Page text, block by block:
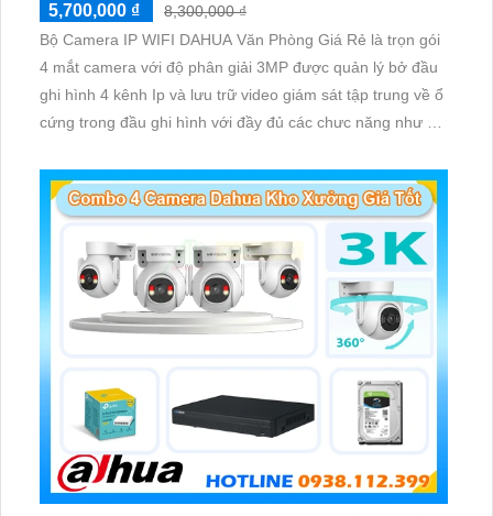
5,700,000 ₫
8,300,000 ₫
Bộ Camera IP WIFI DAHUA Văn Phòng Giá Rẻ là trọn gói
4 mắt camera với độ phân giải 3MP được quản lý bở đầu
ghi hình 4 kênh Ip và lưu trữ video giám sát tập trung về ổ
cứng trong đầu ghi hình với đầy đủ các chưc năng như AI
giám sát có màu vào ban đêm